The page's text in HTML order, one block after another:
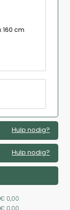
160 cm
Hulp nodig?
Hulp nodig?
€ 0,00
€ 0,00